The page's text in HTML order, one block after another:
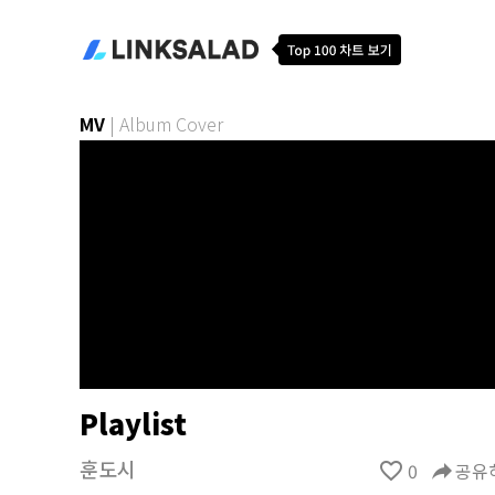
MV | Album Cover
Playlist
훈도시 favorite_border 0 reply공유